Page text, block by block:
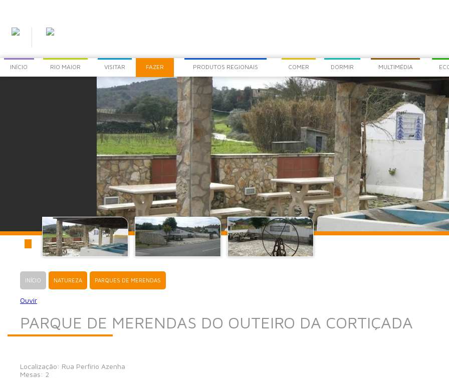
INÍCIO RIO MAIOR VISITAR FAZER PRODUTOS REGIONAIS COMER DORMIR MULTIMÉDIA
INÍCIO NATUREZA PARQUES DE MERENDAS
Ouvir
PARQUE DE MERENDAS DO OUTEIRO DA CORTIÇADA
Localização: Rua Perfirio Azenha
Mesas: 2